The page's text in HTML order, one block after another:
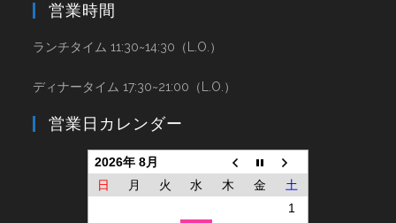
営業時間
ランチタイム 11:30~14:30（L.O.）
ディナータイム 17:30~21:00（L.O.）
営業日カレンダー
2026年 8月
日
月 火 水 木 金
土
1